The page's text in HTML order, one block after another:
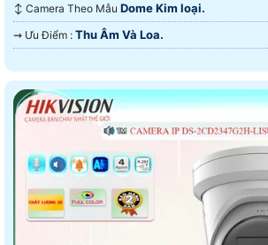
↕️ Camera Theo Mẫu Dome Kim loại.
️⇝ Ưu Điểm : Thu Âm Và Loa.